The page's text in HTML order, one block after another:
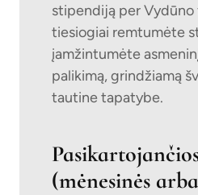
stipendiją per Vydūno
tiesiogiai remtumėte
įamžintumėte
palikimą, grindžiamą
tautine tapatybe.
(mėnesinės